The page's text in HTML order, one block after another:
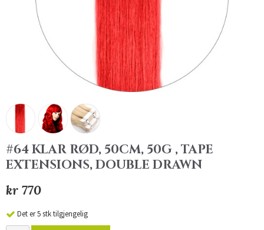
#64 KLAR RØD, 50CM, 50G , TAPE
EXTENSIONS, DOUBLE DRAWN
kr 770
Det er 5 stk tilgjengelig